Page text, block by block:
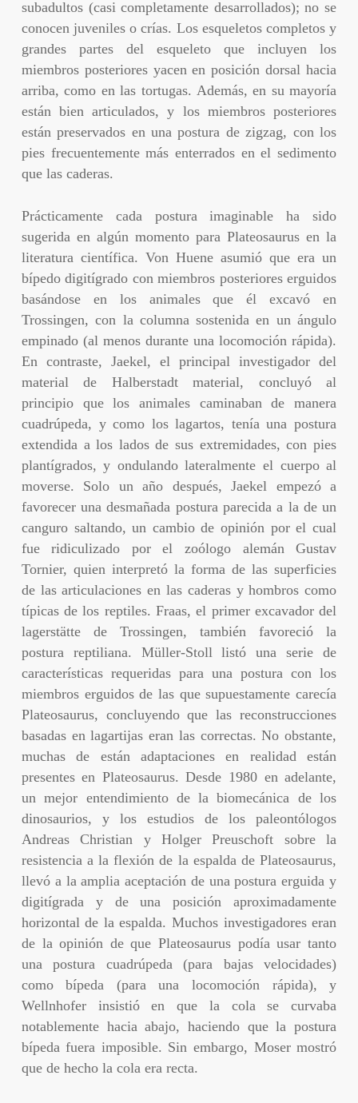
subadultos (casi completamente desarrollados); no se
conocen juveniles o crías. Los esqueletos completos y
grandes partes del esqueleto que incluyen los
miembros posteriores yacen en posición dorsal hacia
arriba, como en las tortugas. Además, en su mayoría
están bien articulados, y los miembros posteriores
están preservados en una postura de zigzag, con los
pies frecuentemente más enterrados en el sedimento
que las caderas.
Prácticamente cada postura imaginable ha sido
sugerida en algún momento para Plateosaurus en la
literatura científica. Von Huene asumió que era un
bípedo digitígrado con miembros posteriores erguidos
basándose en los animales que él excavó en
Trossingen, con la columna sostenida en un ángulo
empinado (al menos durante una locomoción rápida).
En contraste, Jaekel, el principal investigador del
material de Halberstadt material, concluyó al
principio que los animales caminaban de manera
cuadrúpeda, y como los lagartos, tenía una postura
extendida a los lados de sus extremidades, con pies
plantígrados, y ondulando lateralmente el cuerpo al
moverse. Solo un año después, Jaekel empezó a
favorecer una desmañada postura parecida a la de un
canguro saltando, un cambio de opinión por el cual
fue ridiculizado por el zoólogo alemán Gustav
Tornier, quien interpretó la forma de las superficies
de las articulaciones en las caderas y hombros como
típicas de los reptiles. Fraas, el primer excavador del
lagerstätte de Trossingen, también favoreció la
postura reptiliana. Müller-Stoll listó una serie de
características requeridas para una postura con los
miembros erguidos de las que supuestamente carecía
Plateosaurus, concluyendo que las reconstrucciones
basadas en lagartijas eran las correctas. No obstante,
muchas de están adaptaciones en realidad están
presentes en Plateosaurus. Desde 1980 en adelante,
un mejor entendimiento de la biomecánica de los
dinosaurios, y los estudios de los paleontólogos
Andreas Christian y Holger Preuschoft sobre la
resistencia a la flexión de la espalda de Plateosaurus,
llevó a la amplia aceptación de una postura erguida y
digitígrada y de una posición aproximadamente
horizontal de la espalda. Muchos investigadores eran
de la opinión de que Plateosaurus podía usar tanto
una postura cuadrúpeda (para bajas velocidades)
como bípeda (para una locomoción rápida), y
Wellnhofer insistió en que la cola se curvaba
notablemente hacia abajo, haciendo que la postura
bípeda fuera imposible. Sin embargo, Moser mostró
que de hecho la cola era recta.